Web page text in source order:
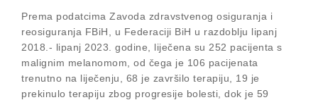
Prema podatcima Zavoda zdravstvenog osiguranja i
reosiguranja FBiH, u Federaciji BiH u razdoblju lipanj
2018.- lipanj 2023. godine, liječena su 252 pacijenta s
malignim melanomom, od čega je 106 pacijenata
trenutno na liječenju, 68 je završilo terapiju, 19 je
prekinulo terapiju zbog progresije bolesti, dok je 59